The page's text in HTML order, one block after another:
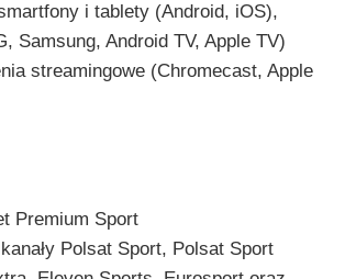
i tablety (Android, iOS),
Samsung, Android TV, Apple TV)
streamingowe (Chromecast, Apple
Premium Sport
Polsat Sport, Polsat Sport